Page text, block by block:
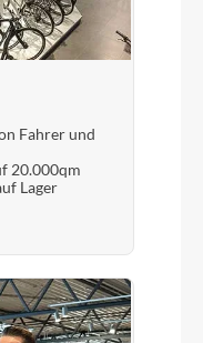
Fahrer und
20.000qm
Lager